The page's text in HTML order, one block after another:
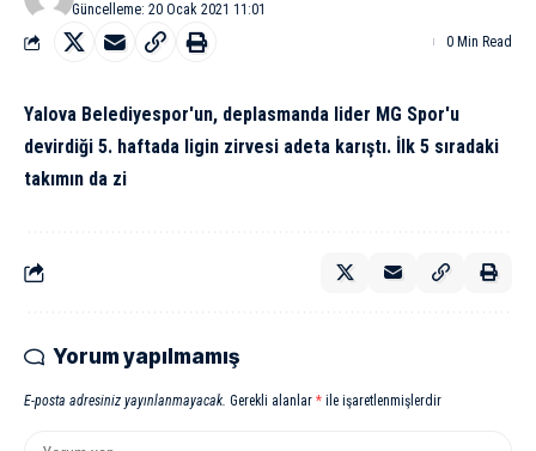
Güncelleme: 20 Ocak 2021 11:01
0 Min Read
Yalova Belediyespor'un, deplasmanda lider MG Spor'u
devirdiği 5. haftada ligin zirvesi adeta karıştı. İlk 5 sıradaki
takımın da zi
Yorum yapılmamış
E-posta adresiniz yayınlanmayacak. Gerekli alanlar * ile işaretlenmişlerdir